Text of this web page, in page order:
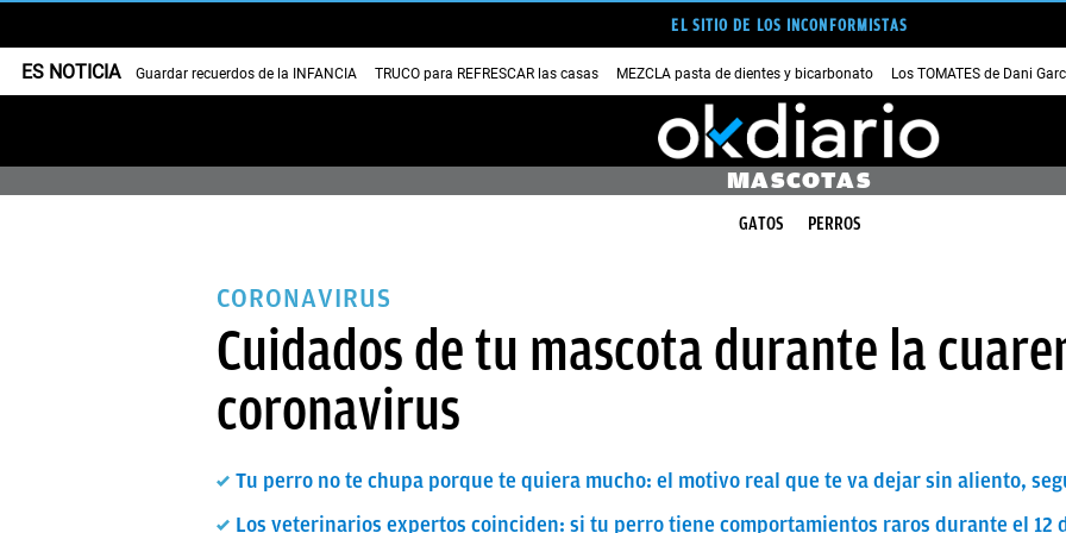
EL SITIO DE LOS INCONFORMISTAS
ES NOTICIA Guardar recuerdos de la INFANCIA TRUCO para REFRESCAR las casas MEZCLA pasta de dientes y bicarbonato Los TOMATES de Dani
MASCOTAS
GATOS PERROS
CORONAVIRUS
Cuidados de tu mascota durante la
coronavirus
Tu perro no te chupa porque te quiera mucho: el motivo real que te va dejar sin aliento,
Los veterinarios expertos coinciden: si tu perro tiene comportamientos raros durante el 12